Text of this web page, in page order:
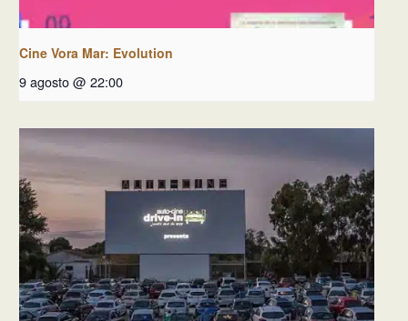
Cine Vora Mar: Evolution
9 agosto @ 22:00